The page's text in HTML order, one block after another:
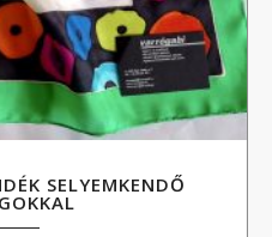
SELYEMKENDŐ